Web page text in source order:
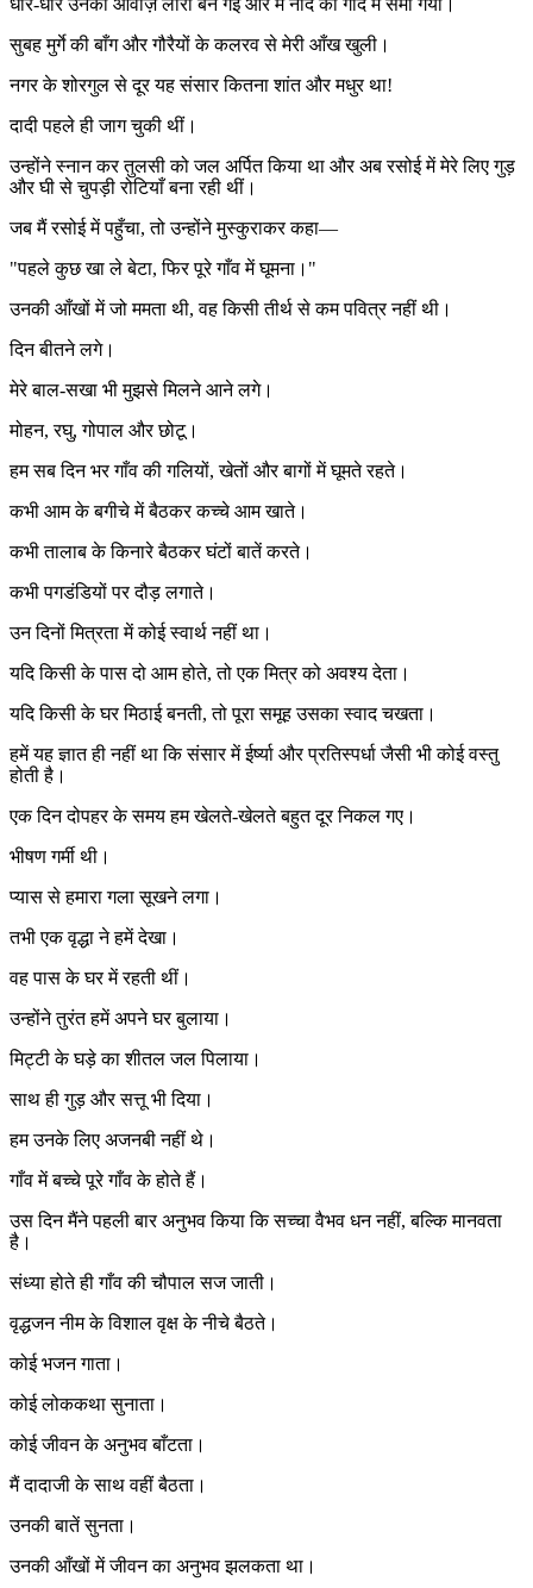
धीरे-धीरे उनकी आवाज़ लोरी बन गई और मैं नींद की गोद में समा गया।
सुबह मुर्गे की बाँग और गौरैयों के कलरव से मेरी आँख खुली।
नगर के शोरगुल से दूर यह संसार कितना शांत और मधुर था!
दादी पहले ही जाग चुकी थीं।
उन्होंने स्नान कर तुलसी को जल अर्पित किया था और अब रसोई में मेरे लिए गुड़
और घी से चुपड़ी रोटियाँ बना रही थीं।
जब मैं रसोई में पहुँचा, तो उन्होंने मुस्कुराकर कहा—
"पहले कुछ खा ले बेटा, फिर पूरे गाँव में घूमना।"
उनकी आँखों में जो ममता थी, वह किसी तीर्थ से कम पवित्र नहीं थी।
दिन बीतने लगे।
मेरे बाल-सखा भी मुझसे मिलने आने लगे।
मोहन, रघु, गोपाल और छोटू।
हम सब दिन भर गाँव की गलियों, खेतों और बागों में घूमते रहते।
कभी आम के बगीचे में बैठकर कच्चे आम खाते।
कभी तालाब के किनारे बैठकर घंटों बातें करते।
कभी पगडंडियों पर दौड़ लगाते।
उन दिनों मित्रता में कोई स्वार्थ नहीं था।
यदि किसी के पास दो आम होते, तो एक मित्र को अवश्य देता।
यदि किसी के घर मिठाई बनती, तो पूरा समूह उसका स्वाद चखता।
हमें यह ज्ञात ही नहीं था कि संसार में ईर्ष्या और प्रतिस्पर्धा जैसी भी कोई वस्तु
होती है।
एक दिन दोपहर के समय हम खेलते-खेलते बहुत दूर निकल गए।
भीषण गर्मी थी।
प्यास से हमारा गला सूखने लगा।
तभी एक वृद्धा ने हमें देखा।
वह पास के घर में रहती थीं।
उन्होंने तुरंत हमें अपने घर बुलाया।
मिट्टी के घड़े का शीतल जल पिलाया।
साथ ही गुड़ और सत्तू भी दिया।
हम उनके लिए अजनबी नहीं थे।
गाँव में बच्चे पूरे गाँव के होते हैं।
उस दिन मैंने पहली बार अनुभव किया कि सच्चा वैभव धन नहीं, बल्कि मानवता
है।
संध्या होते ही गाँव की चौपाल सज जाती।
वृद्धजन नीम के विशाल वृक्ष के नीचे बैठते।
कोई भजन गाता।
कोई लोककथा सुनाता।
कोई जीवन के अनुभव बाँटता।
मैं दादाजी के साथ वहीं बैठता।
उनकी बातें सुनता।
उनकी आँखों में जीवन का अनुभव झलकता था।